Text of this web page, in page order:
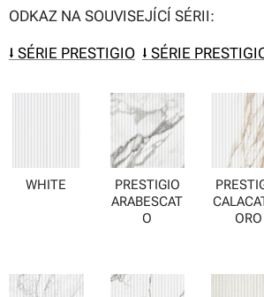
ODKAZ NA SOUVISEJÍCÍ SÉRII:
⭣ SÉRIE PRESTIGIO ⭣ SÉRIE
WHITE
PRESTIGIO
ARABESCAT
O
ORO